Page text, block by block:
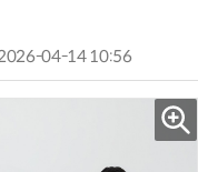
2026-04-14 10:56